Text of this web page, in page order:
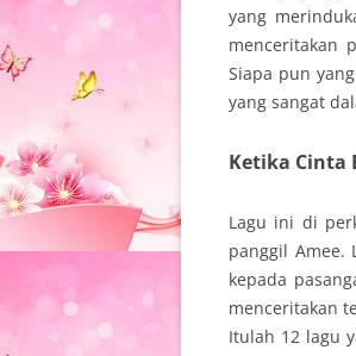
yang
menceritakan
Siapa pun
yang sangat
Ketika Cinta
Lagu ini di
panggil Amee.
kepada
menceritakan
Itulah 12 lagu